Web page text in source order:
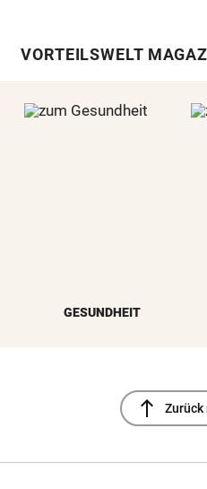
VORTEILSWELT
GESUNDHEIT
north Zurück